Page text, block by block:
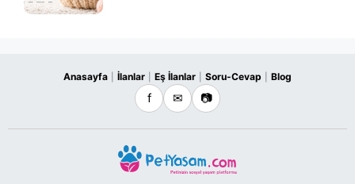
Anasayfa İlanlar Eş İlanlar Soru-Cevap Blog
f ✉ 📷